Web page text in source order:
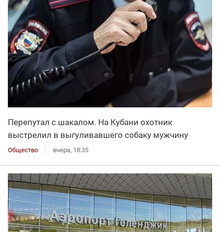
Перепутал с шакалом. На Кубани охотник
выстрелил в выгуливавшего собаку мужчину
Общество вчера, 18:35